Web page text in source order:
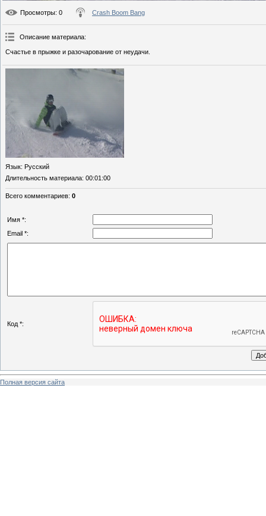
Просмотры: 0 Crash Boom Bang
Описание материала:
Счастье в прыжке и разочарование от неудачи.
Язык: Русский
Длительность материала: 00:01:00
Всего комментариев: 0
Имя *:
Email *:
Код *:
Полная версия сайта